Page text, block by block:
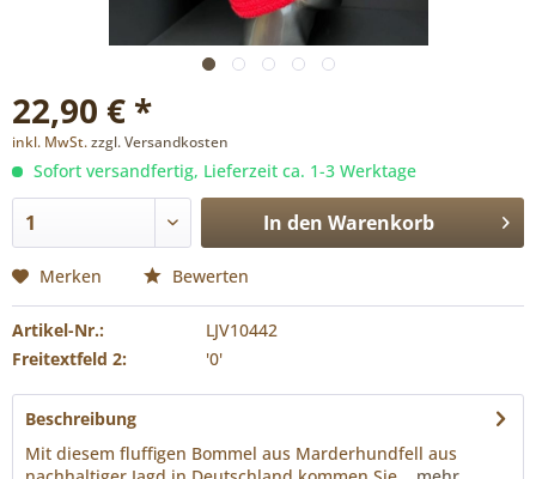
22,90 € *
inkl. MwSt.zzgl. Versandkosten
Sofort versandfertig, Lieferzeit ca. 1-3 Werktage
In den Warenkorb
Merken Bewerten
Artikel-Nr.:
LJV10442
Freitextfeld 2:
'0'
Beschreibung
Mit diesem fluffigen Bommel aus Marderhundfell aus